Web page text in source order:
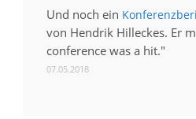
Und noch ein
von Hendrik Hilleckes. Er
conference was a hit."
07.05.2018